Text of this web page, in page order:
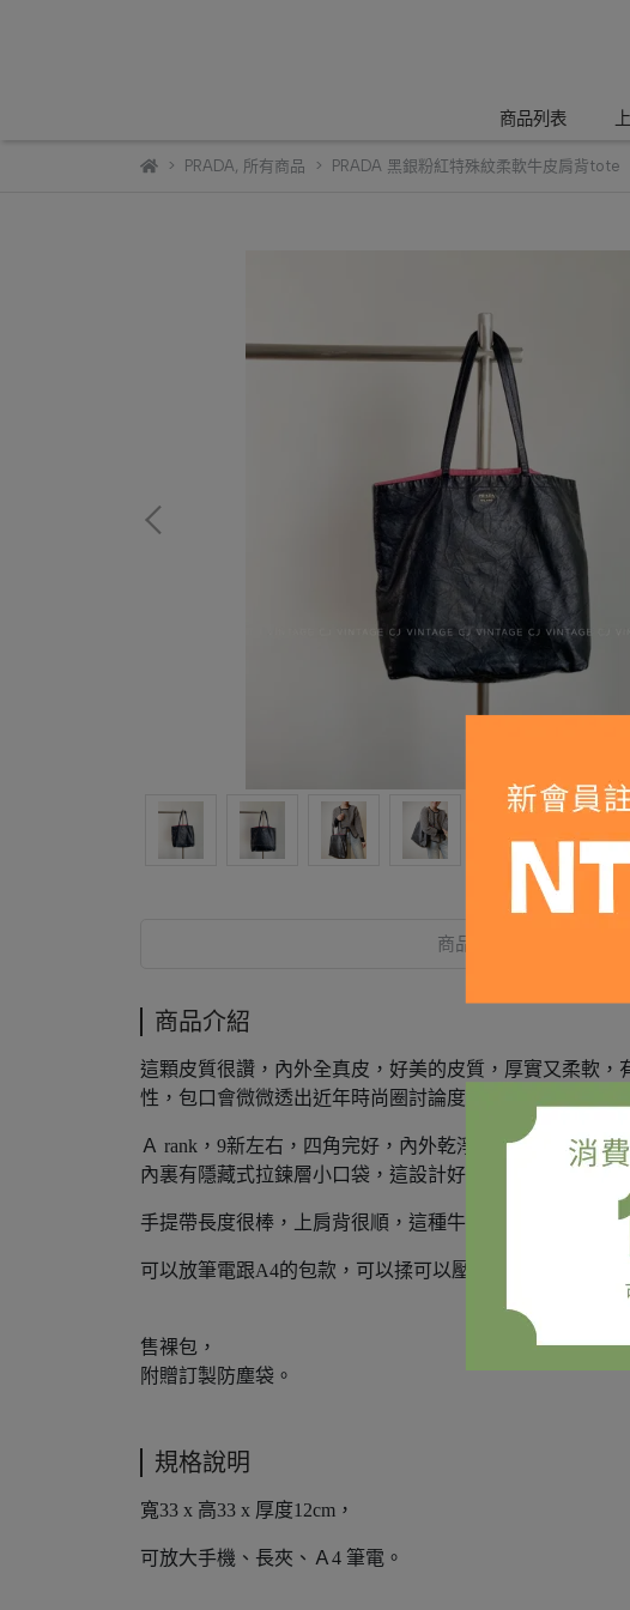
商品列表
PRADA, 所有商品 PRADA 黑銀粉紅特殊紋柔軟牛皮肩背tote
商品介紹
商品介紹
這顆皮質很讚，內外全真皮，好美的皮質，厚實又柔軟
性，包口會微微透出近年時尚圈討論度很高的粉色，很厲
Ａ rank，9新左右，四角完好，內外乾淨，
內裏有隱藏式拉鍊層小口袋，這設計好美，內裏也是真皮
手提帶長度很棒，上肩背很順，這種牛皮比較耐磨耐用，
可以放筆電跟A4的包款，可以揉可以壓，實用度與ＣＰ值
售裸包，
附贈訂製防塵袋。
規格說明
寬33 x 高33 x 厚度12cm，
可放大手機、長夾、Ａ4 筆電。